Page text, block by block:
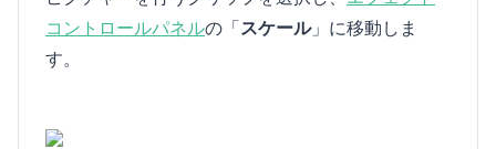
コントロールパネルの「スケール」に移動しま
す。